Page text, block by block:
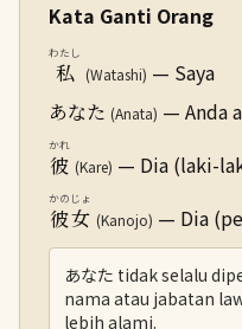
Kata Ganti Orang
私
わたし
(Watashi) — Saya
あなた (Anata) — Anda
彼
かれ
(Kare) — Dia (laki-
彼女
かのじょ
(Kanojo) — Dia
あなた tidak selalu
nama atau jabatan
lebih alami.